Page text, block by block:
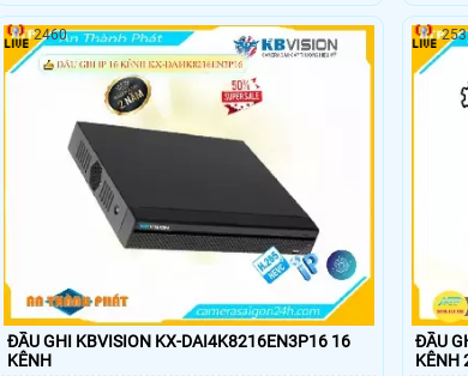
ĐẦU GHI KBVISION KX-DAI4K8216EN3P16 16
KÊNH
2460
ĐẦU